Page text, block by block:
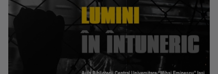
O emisiune în care descoperim poveştile de ...